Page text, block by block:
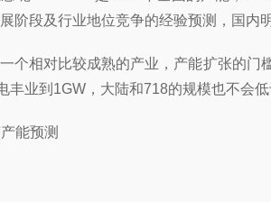
阶段及行业地位竞争的经验预测，国内
个相对比较成熟的产业，产能扩张的
丰业到1GW，大陆和718的规模也不会
能预测